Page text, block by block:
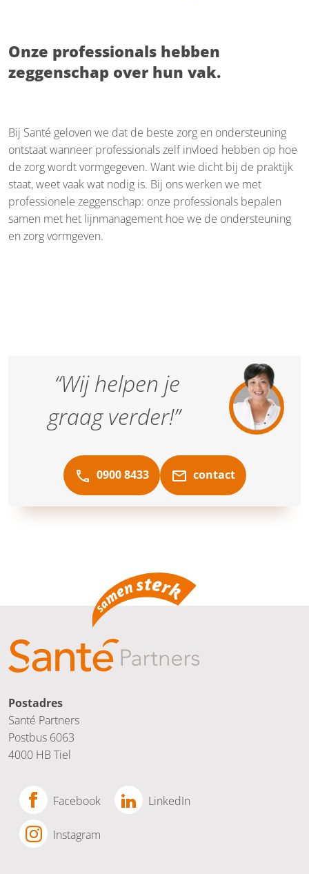
Onze professionals hebben
zeggenschap over hun vak.
Bij Santé geloven we dat de beste zorg en ondersteuning
ontstaat wanneer professionals zelf invloed hebben op hoe
de zorg wordt vormgegeven. Want wie dicht bij de praktijk
staat, weet vaak wat nodig is. Bij ons werken we met
professionele zeggenschap: onze professionals bepalen
samen met het lijnmanagement hoe we de ondersteuning
en zorg vormgeven.
“Wij helpen je
graag verder!”
0900 8433 contact
Postadres
Santé Partners
Postbus 6063
4000 HB Tiel
Facebook LinkedIn
Instagram